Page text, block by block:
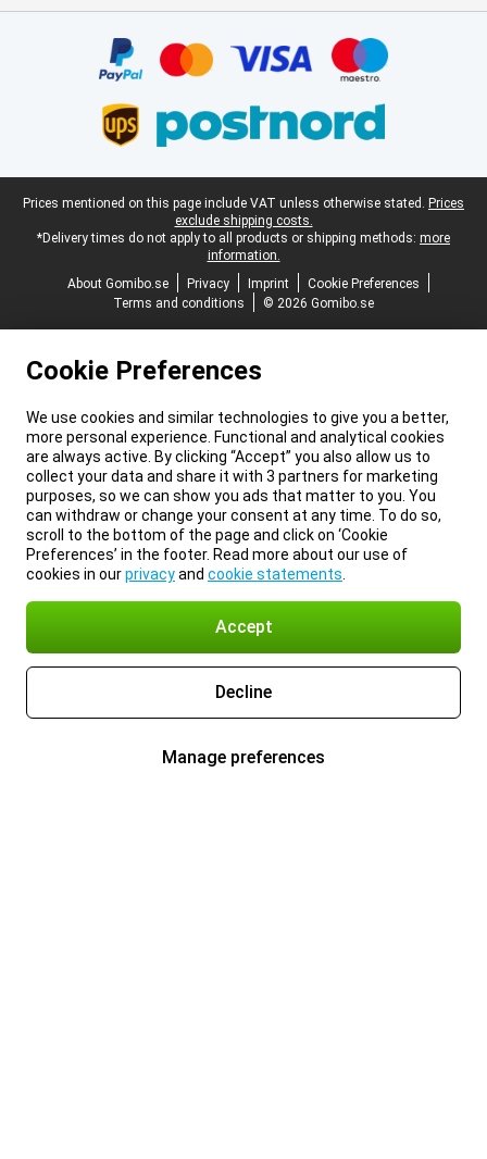
Legal footer
Prices mentioned on this page include VAT unless otherwise stated. Prices
exclude shipping costs.
*Delivery times do not apply to all products or shipping methods: more
information.
About Gomibo.se
Privacy Imprint
Cookie Preferences
Terms and conditions
© 2026 Gomibo.se
Cookie Preferences
We use cookies and similar technologies to give you a better,
more personal experience. Functional and analytical cookies
are always active. By clicking “Accept” you also allow us to
collect your data and share it with 3 partners for marketing
purposes, so we can show you ads that matter to you. You
can withdraw or change your consent at any time. To do so,
scroll to the bottom of the page and click on ‘Cookie
Preferences’ in the footer. Read more about our use of
cookies in ourprivacyand cookie statements
Accept
Decline
Manage preferences